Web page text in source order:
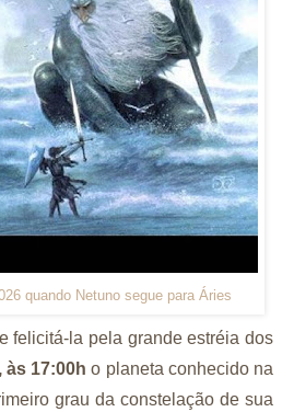
quando Netuno segue para Áries
felicitá-la pela grande estréia dos
às 17:00h o planeta conhecido na
grau da constelação de sua